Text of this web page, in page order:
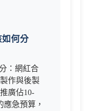
何分
：網紅合
作與後製
廣佔10-
應急預算，